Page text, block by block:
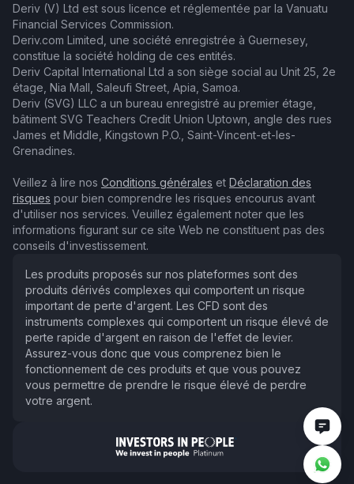
Deriv (V) Ltd est sous licence et réglementée par la Vanuatu
Financial Services Commission.
Deriv.com Limited, une société enregistrée à Guernesey,
constitue la société holding de ces entités.
Deriv Capital International Ltd a son siège social au Unit 25, 2e
étage, Nia Mall, Saleufi Street, Apia, Samoa.
Deriv (SVG) LLC a un bureau enregistré au premier étage,
bâtiment SVG Teachers Credit Union Uptown, angle des rues
James et Middle, Kingstown P.O., Saint-Vincent-et-les-
Grenadines.
Veillez à lire nos Conditions générales et Déclaration des
risques pour bien comprendre les risques encourus avant
d'utiliser nos services. Veuillez également noter que les
informations figurant sur ce site Web ne constituent pas des
conseils d'investissement.
Les produits proposés sur nos plateformes sont des
produits dérivés complexes qui comportent un risque
important de perte d'argent. Les CFD sont des
instruments complexes qui comportent un risque élevé de
perte rapide d'argent en raison de l'effet de levier.
Assurez-vous donc que vous comprenez bien le
fonctionnement de ces produits et que vous pouvez
vous permettre de prendre le risque élevé de perdre
votre argent.